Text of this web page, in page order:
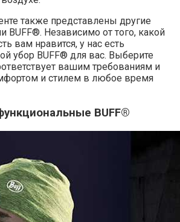
также представлены другие
BUFF®. Независимо от того, какой
вам нравится, у нас есть
убор BUFF® для вас. Выберите
вашим требованиям и
и стилем в любое время
BUFF®